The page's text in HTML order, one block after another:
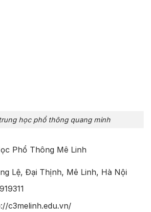
học phổ thông quang minh
Phổ Thông Mê Linh
Lệ, Đại Thịnh, Mê Linh, Hà Nội
c3melinh.edu.vn/